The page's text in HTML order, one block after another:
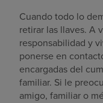
Cuando todo lo
retirar las llaves. A
responsabilidad y
ponerse en
encargadas del
familiar. Si le
amigo, familiar o